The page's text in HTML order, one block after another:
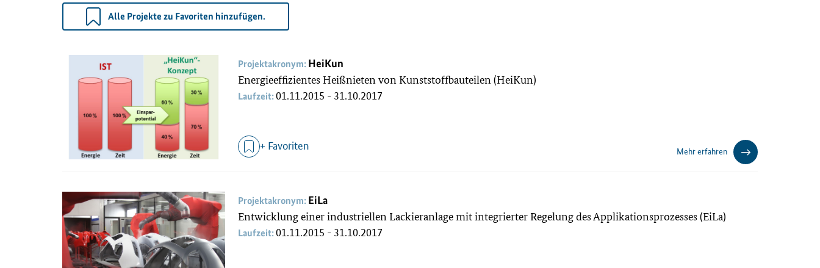
Alle Projekte zu Favoriten hinzufügen.
Projektakronym: HeiKun
Energieeffizientes Heißnieten von Kunststoffbauteilen (HeiKun)
Laufzeit:01.11.2015 - 31.10.2017
+ Favoriten Mehr erfahren
Projektakronym: EiLa
Entwicklung einer industriellen Lackieranlage mit integrierter Regelung des Applikationsprozesses (EiLa)
Laufzeit:01.11.2015 - 31.10.2017